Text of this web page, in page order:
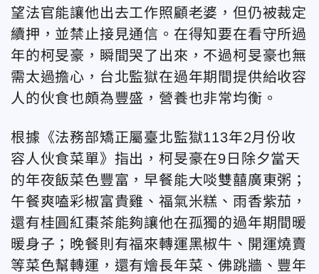
望法官能讓他出去工作照顧老婆，但仍被裁定
續押，並禁止接見通信。在得知要在看守所過
年的柯旻豪，瞬間哭了出來，不過柯旻豪也無
需太過擔心，台北監獄在過年期間提供給收容
人的伙食也頗為豐盛，營養也非常均衡。
根據《法務部矯正屬臺北監獄113年2月份收
容人伙食菜單》指出，柯旻豪在9日除夕當天
的年夜飯菜色豐富，早餐能大啖雙囍廣東粥；
午餐爽嗑彩椒富貴雞、福氣米糕、雨香紫茄，
還有桂圓紅棗茶能夠讓他在孤獨的過年期間暖
暖身子；晚餐則有福來轉運黑椒牛、開運燒賣
等菜色幫轉運，還有燴長年菜、佛跳牆、豐年